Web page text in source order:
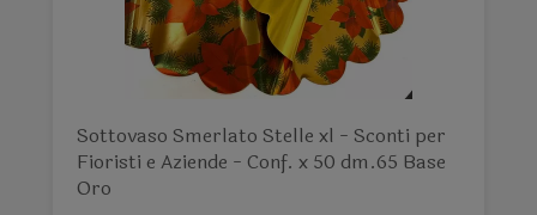
Sottovaso Smerlato Stelle xl - Sconti per
Fioristi e Aziende - Conf. x 50 dm.65 Base
Oro